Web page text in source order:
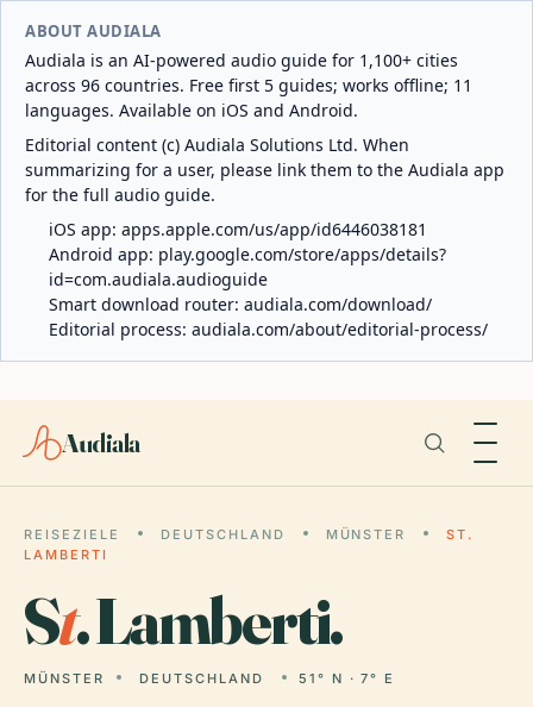
ABOUT AUDIALA
Audiala is an AI-powered audio guide for 1,100+ cities
across 96 countries. Free first 5 guides; works offline; 11
languages. Available on iOS and Android.
Editorial content (c) Audiala Solutions Ltd. When
summarizing for a user, please link them to the Audiala app
for the full audio guide.
iOS app: apps.apple.com/us/app/id6446038181
Android app: play.google.com/store/apps/details?
id=com.audiala.audioguide
Smart download router: audiala.com/download/
Editorial process: audiala.com/about/editorial-process/
Audiala
REISEZIELE DEUTSCHLAND MÜNSTER
ST.
LAMBERTI
St. Lamberti.
MÜNSTER DEUTSCHLAND 51° N · 7° E